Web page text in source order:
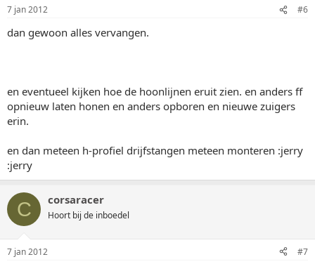
7 jan 2012 #6
dan gewoon alles vervangen.
en eventueel kijken hoe de hoonlijnen eruit zien. en anders ff
opnieuw laten honen en anders opboren en nieuwe zuigers
erin.
en dan meteen h-profiel drijfstangen meteen monteren :jerry
:jerry
C corsaracer
Hoort bij de inboedel
7 jan 2012 #7